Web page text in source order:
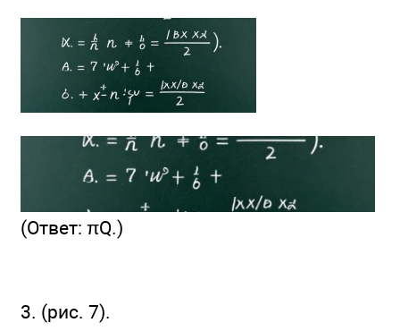
(Ответ: πQ.)
3. (рис. 7).